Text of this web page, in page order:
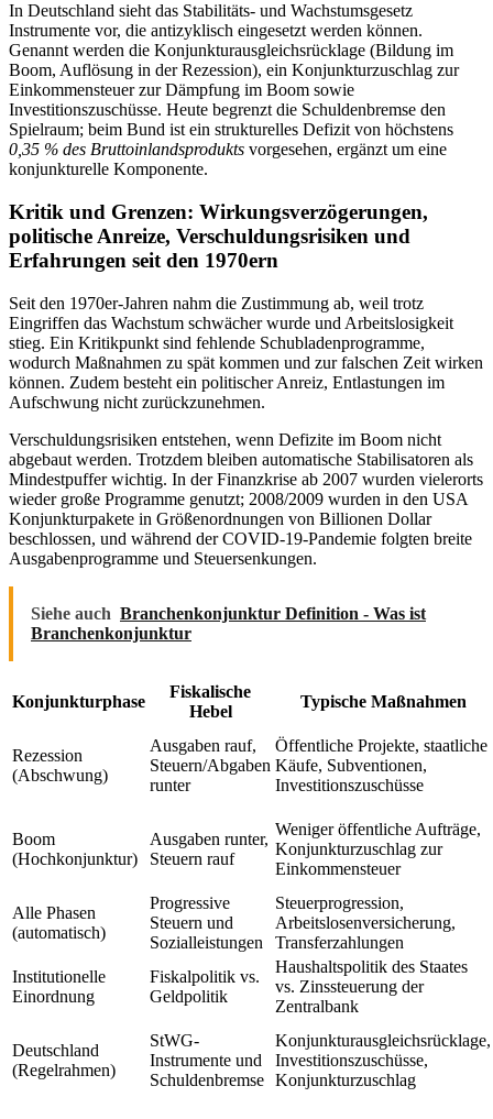
In Deutschland sieht das Stabilitäts- und Wachstumsgesetz
Instrumente vor, die antizyklisch eingesetzt werden können.
Genannt werden die Konjunkturausgleichsrücklage (Bildung im
Boom, Auflösung in der Rezession), ein Konjunkturzuschlag zur
Einkommensteuer zur Dämpfung im Boom sowie
Investitionszuschüsse. Heute begrenzt die Schuldenbremse den
Spielraum; beim Bund ist ein strukturelles Defizit von höchstens
0,35 % des Bruttoinlandsprodukts vorgesehen, ergänzt um eine
konjunkturelle Komponente.
Kritik und Grenzen: Wirkungsverzögerungen,
politische Anreize, Verschuldungsrisiken und
Erfahrungen seit den 1970ern
Seit den 1970er-Jahren nahm die Zustimmung ab, weil trotz
Eingriffen das Wachstum schwächer wurde und Arbeitslosigkeit
stieg. Ein Kritikpunkt sind fehlende Schubladenprogramme,
wodurch Maßnahmen zu spät kommen und zur falschen Zeit wirken
können. Zudem besteht ein politischer Anreiz, Entlastungen im
Aufschwung nicht zurückzunehmen.
Verschuldungsrisiken entstehen, wenn Defizite im Boom nicht
abgebaut werden. Trotzdem bleiben automatische Stabilisatoren als
Mindestpuffer wichtig. In der Finanzkrise ab 2007 wurden vielerorts
wieder große Programme genutzt; 2008/2009 wurden in den USA
Konjunkturpakete in Größenordnungen von Billionen Dollar
beschlossen, und während der COVID-19-Pandemie folgten breite
Ausgabenprogramme und Steuersenkungen.
Siehe auch Branchenkonjunktur Definition - Was ist
Branchenkonjunktur
Konjunkturphase
Fiskalische
Hebel
Typische Maßnahmen
Rezession
(Abschwung)
Ausgaben rauf,
Steuern/Abgaben
runter
Öffentliche Projekte, staatliche
Käufe, Subventionen,
Investitionszuschüsse
Boom
(Hochkonjunktur)
Ausgaben runter,
Steuern rauf
Weniger öffentliche Aufträge,
Konjunkturzuschlag zur
Einkommensteuer
Alle Phasen
(automatisch)
Progressive
Steuern und
Sozialleistungen
Steuerprogression,
Arbeitslosenversicherung,
Transferzahlungen
Institutionelle
Einordnung
Fiskalpolitik vs.
Geldpolitik
Haushaltspolitik des Staates
vs. Zinssteuerung der
Zentralbank
Deutschland
(Regelrahmen)
StWG-
Instrumente und
Schuldenbremse
Konjunkturausgleichsrücklage,
Investitionszuschüsse,
Konjunkturzuschlag